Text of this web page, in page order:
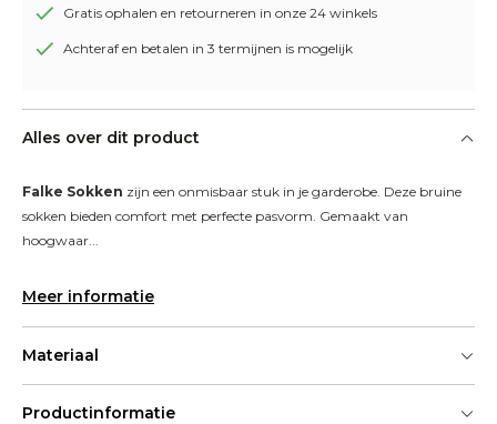
Gratis ophalen en retourneren in onze 24 winkels
Achteraf en betalen in 3 termijnen is mogelijk
Alles over dit product
Falke Sokken zijn een onmisbaar stuk in je garderobe. Deze bruine
sokken bieden comfort met perfecte pasvorm. Gemaakt van
hoogwaar...
Meer informatie
Materiaal
Productinformatie